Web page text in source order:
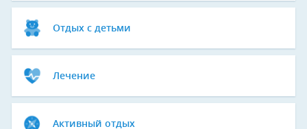
Отдых с детьми
Лечение
Активный отдых